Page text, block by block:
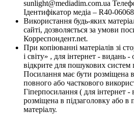
sunlight@mediadim.com.ua
Ідентифікатор медіа – R40-06068
Використання будь-яких
сайті, дозволяється за умови
Корреспондент.net.
При копіюванні матеріалів зі
і світу» , для інтернет - видань
відкрите для пошукових систем
Посилання має бути розміщена в
повного або часткового
Гіперпосилання ( для інтернет
розміщена в підзаголовку або в
матеріалу.